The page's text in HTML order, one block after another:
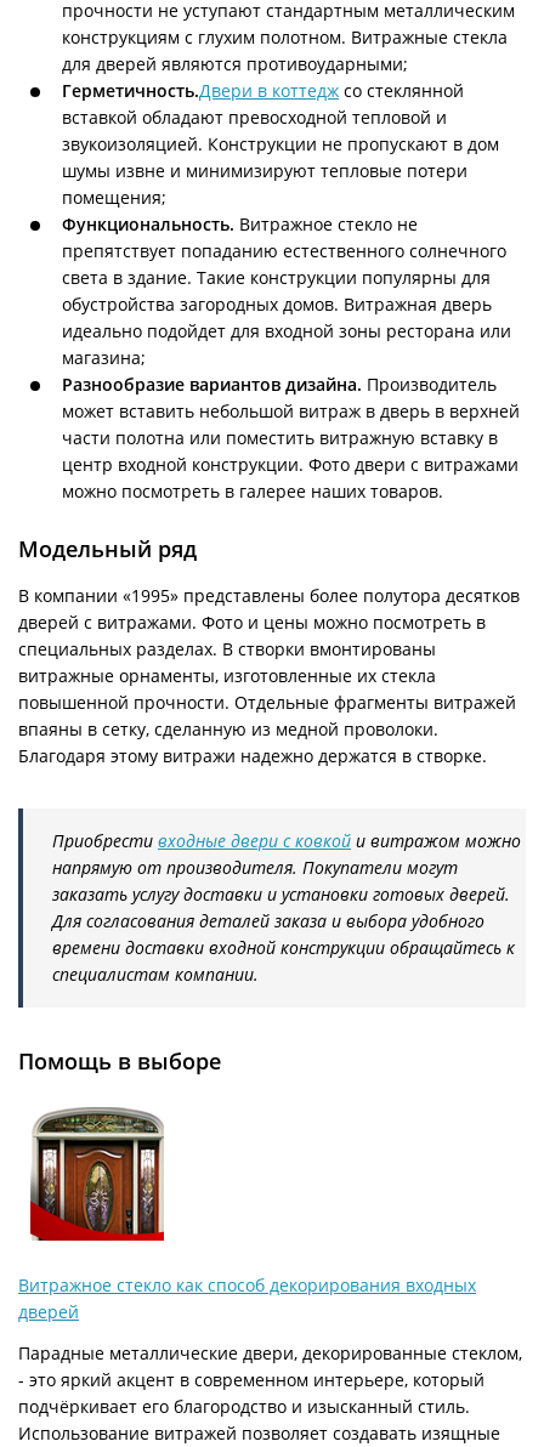
прочности не уступают стандартным металлическим
конструкциям с глухим полотном. Витражные стекла
для дверей являются противоударными;
Герметичность.Двери в коттедж со стеклянной
вставкой обладают превосходной тепловой и
звукоизоляцией. Конструкции не пропускают в дом
шумы извне и минимизируют тепловые потери
помещения;
Функциональность. Витражное стекло не
препятствует попаданию естественного солнечного
света в здание. Такие конструкции популярны для
обустройства загородных домов. Витражная дверь
идеально подойдет для входной зоны ресторана или
магазина;
Разнообразие вариантов дизайна. Производитель
может вставить небольшой витраж в дверь в верхней
части полотна или поместить витражную вставку в
центр входной конструкции. Фото двери с витражами
можно посмотреть в галерее наших товаров.
Модельный ряд
В компании «1995» представлены более полутора десятков
дверей с витражами. Фото и цены можно посмотреть в
специальных разделах. В створки вмонтированы
витражные орнаменты, изготовленные их стекла
повышенной прочности. Отдельные фрагменты витражей
впаяны в сетку, сделанную из медной проволоки.
Благодаря этому витражи надежно держатся в створке.
Приобрести входные двери с ковкой и витражом можно
напрямую от производителя. Покупатели могут
заказать услугу доставки и установки готовых дверей.
Для согласования деталей заказа и выбора удобного
времени доставки входной конструкции обращайтесь к
специалистам компании.
Помощь в выборе
Витражное стекло как способ декорирования входных
дверей
Парадные металлические двери, декорированные стеклом,
- это яркий акцент в современном интерьере, который
подчёркивает его благородство и изысканный стиль.
Использование витражей позволяет создавать изящные